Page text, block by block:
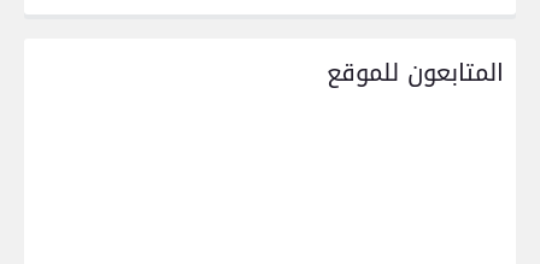
المتابعون للموقع